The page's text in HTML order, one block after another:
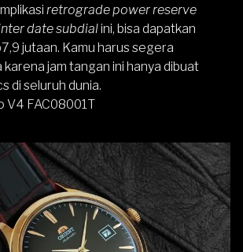
retrograde power reserve
date subdialini, bisa dapatkan
jutaan. Kamu harus segera
jam tangan ini hanya dibuat
di seluruh dunia.
V4 FAC08001T